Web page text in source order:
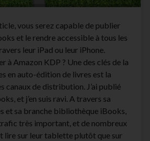
vous serez capable de publier
et le rendre accessible à tous les
leur iPad ou leur iPhone.
à Amazon KDP ? Une des clés de la
en auto-édition de livres est la
canaux de distribution. J’ai publié
et j’en suis ravi. A travers sa
et sa branche bibliothèque iBooks,
très important, et de nombreux
lire sur leur tablette plutôt que sur